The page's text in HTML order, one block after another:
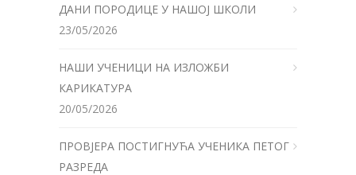
ДАНИ ПОРОДИЦЕ У НАШОЈ ШКОЛИ
23/05/2026
НАШИ УЧЕНИЦИ НА ИЗЛОЖБИ
КАРИКАТУРА
20/05/2026
ПРОВЈЕРА ПОСТИГНУЋА УЧЕНИКА ПЕТОГ
РАЗРЕДА